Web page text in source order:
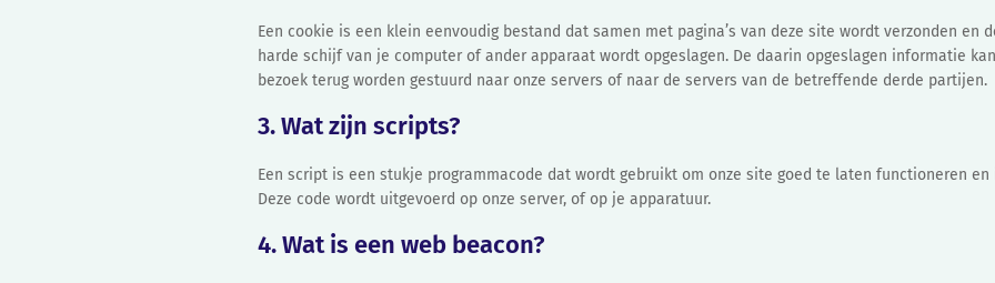
Een cookie is een klein eenvoudig bestand dat samen met pagina’s van deze site wordt verzonden en
harde schijf van je computer of ander apparaat wordt opgeslagen. De daarin opgeslagen informatie
bezoek terug worden gestuurd naar onze servers of naar de servers van de betreffende derde partijen.
3. Wat zijn scripts?
Een script is een stukje programmacode dat wordt gebruikt om onze site goed te laten functioneren
Deze code wordt uitgevoerd op onze server, of op je apparatuur.
4. Wat is een web beacon?